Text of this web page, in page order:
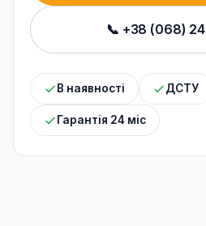
📞 +38 (068)
В наявності ДСТУ
Гарантія 24 міс